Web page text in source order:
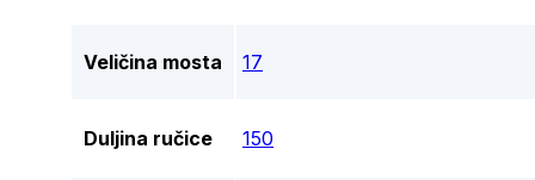
Veličina mosta 17
Duljina ručice 150